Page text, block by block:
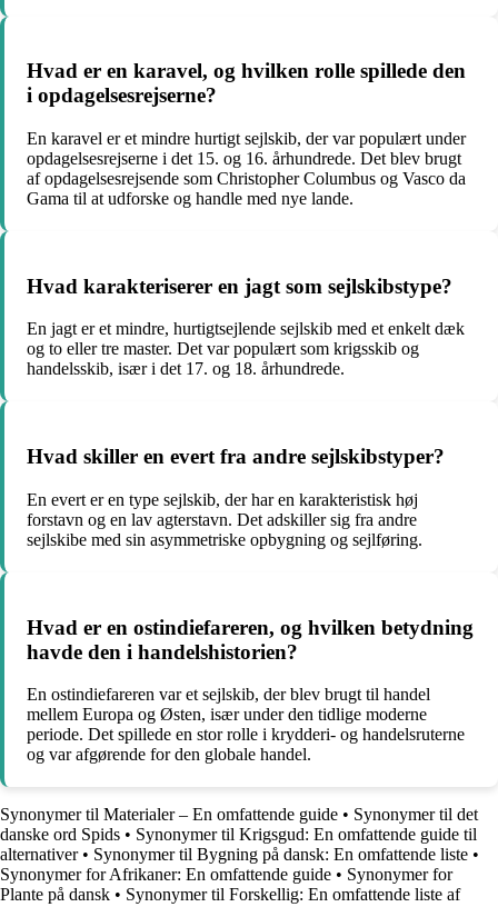
Hvad er en karavel, og hvilken rolle spillede den
i opdagelsesrejserne?
En karavel er et mindre hurtigt sejlskib, der var populært under
opdagelsesrejserne i det 15. og 16. århundrede. Det blev brugt
af opdagelsesrejsende som Christopher Columbus og Vasco da
Gama til at udforske og handle med nye lande.
Hvad karakteriserer en jagt som sejlskibstype?
En jagt er et mindre, hurtigtsejlende sejlskib med et enkelt dæk
og to eller tre master. Det var populært som krigsskib og
handelsskib, især i det 17. og 18. århundrede.
Hvad skiller en evert fra andre sejlskibstyper?
En evert er en type sejlskib, der har en karakteristisk høj
forstavn og en lav agterstavn. Det adskiller sig fra andre
sejlskibe med sin asymmetriske opbygning og sejlføring.
Hvad er en ostindiefareren, og hvilken betydning
havde den i handelshistorien?
En ostindiefareren var et sejlskib, der blev brugt til handel
mellem Europa og Østen, især under den tidlige moderne
periode. Det spillede en stor rolle i krydderi- og handelsruterne
og var afgørende for den globale handel.
Synonymer til Materialer – En omfattende guide • Synonymer til det
danske ord Spids • Synonymer til Krigsgud: En omfattende guide til
alternativer• Synonymer til Bygning på dansk: En omfattende liste •
Synonymer for Afrikaner: En omfattende guide • Synonymer for
Plante på dansk • Synonymer til Forskellig: En omfattende liste af